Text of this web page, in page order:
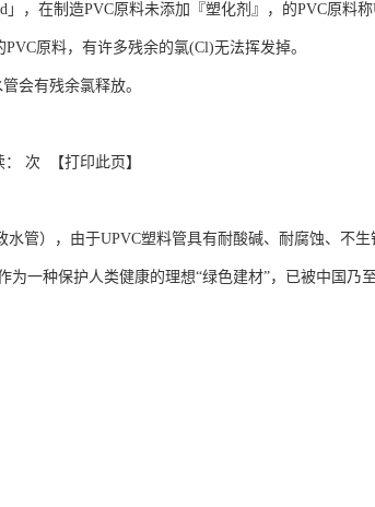
」，在制造PVC原料未添加『塑化剂』，的PVC原料
原料，有许多残余的氯(Cl)无法挥发掉。
会有残余氯释放。
次 【打印此页】
水管），由于UPVC塑料管具有耐酸碱、耐腐蚀、不
一种保护人类健康的理想“绿色建材”，已被中国乃